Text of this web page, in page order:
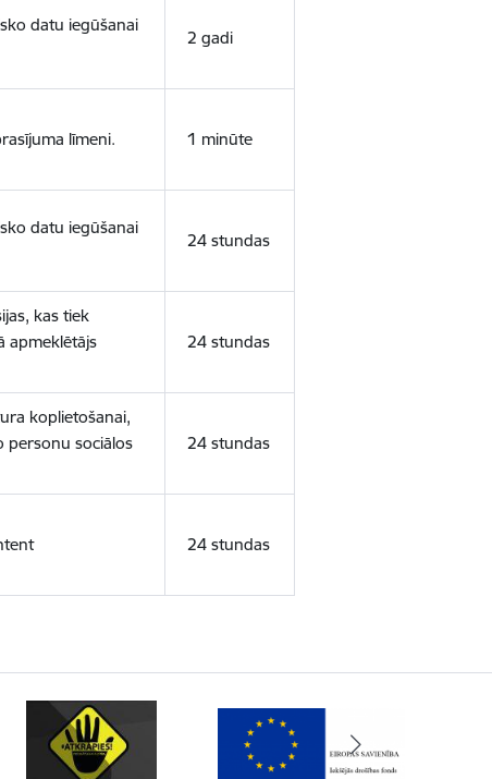
datu iegūšanai
2 gadi
līmeni. 1 minūte
datu iegūšanai
24 stundas
kas tiek
apmeklētājs
24 stundas
koplietošanai,
personu sociālos
24 stundas
24 stundas